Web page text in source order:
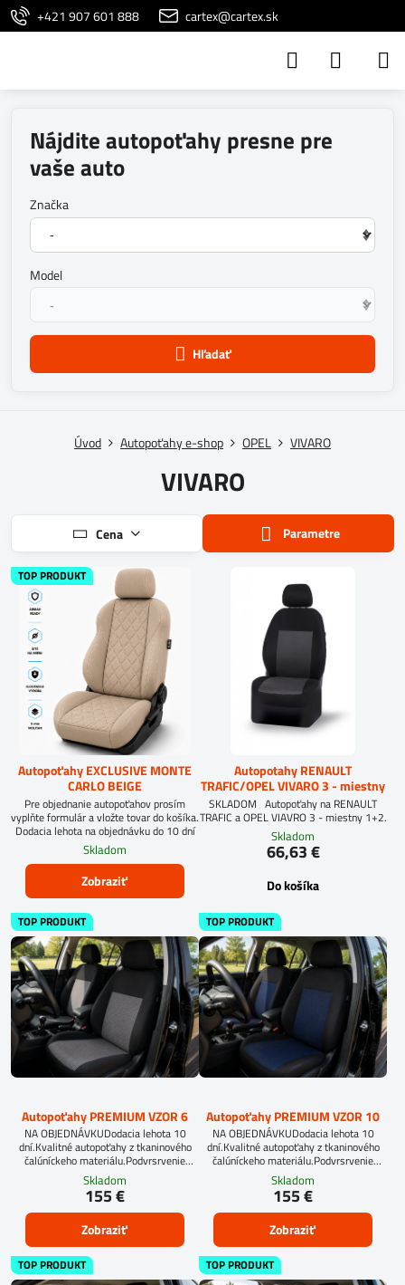
+421 907 601 888 cartex@cartex.sk
Nájdite autopoťahy presne pre
vaše auto
Značka
Model
Hľadať
Úvod Autopoťahy e-shop OPEL VIVARO
VIVARO
Cena Parametre
TOP PRODUKT
Autopoťahy EXCLUSIVE MONTE
CARLO BEIGE
Pre objednanie autopoťahov prosím
vyplňte formulár a vložte tovar do košíka.
Dodacia lehota na objednávku do 10 dní
Skladom
Zobraziť
Autopotahy RENAULT
TRAFIC/OPEL VIVARO 3 - miestny
SKLADOM Autopoťahy na RENAULT
TRAFIC a OPEL VIAVRO 3 - miestny 1+2.
Skladom
66,63 €
Do košíka
TOP PRODUKT
Autopoťahy PREMIUM VZOR 6
NA OBJEDNÁVKUDodacia lehota 10
dní.Kvalitné autopoťahy z tkaninového
čalúníckeho materiálu.Podvrsrvenie
molitan 5 mm.Pri objednávke
autopoťahov šitých na mieru, vyplňte
prosím údaje o sedadlách Vášho
automobilu.
Skladom
155 €
Zobraziť
TOP PRODUKT
Autopoťahy PREMIUM VZOR 10
NA OBJEDNÁVKUDodacia lehota 10
dní.Kvalitné autopoťahy z tkaninového
čalúníckeho materiálu.Podvrsrvenie
molitan 5 mm.
Skladom
155 €
Zobraziť
TOP PRODUKT TOP PRODUKT